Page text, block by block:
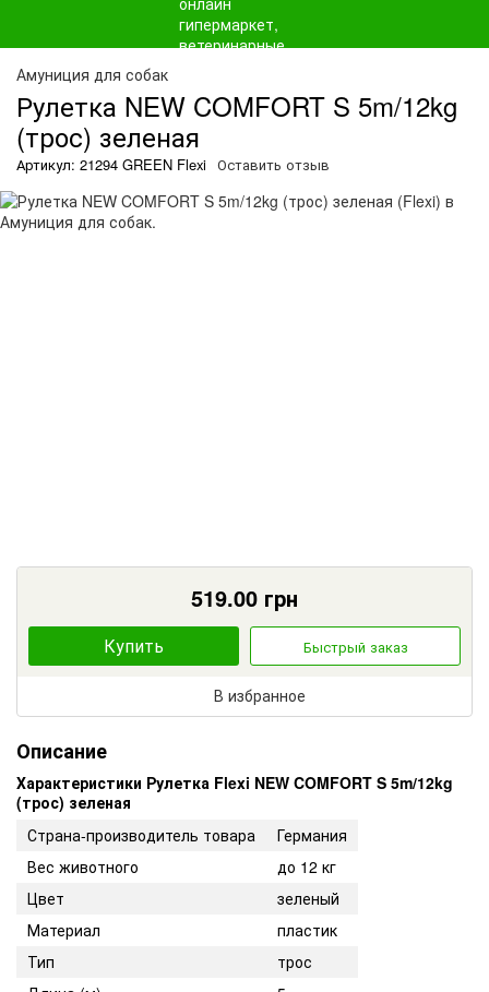
Амуниция для собак
Рулетка NEW COMFORT S 5m/12kg
(трос) зеленая
Артикул: 21294 GREEN Flexi Оставить отзыв
519.00 грн
Купить Быстрый заказ
В избранное
Описание
Характеристики Рулетка Flexi NEW COMFORT S 5m/12kg
(трос) зеленая
Страна-производитель товара
Германия
Вес животного
до 12 кг
Цвет
зеленый
Материал
пластик
Тип
трос